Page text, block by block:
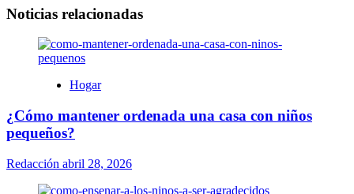
Noticias relacionadas
Hogar
¿Cómo mantener ordenada una casa con niños
pequeños?
Redacción abril 28, 2026